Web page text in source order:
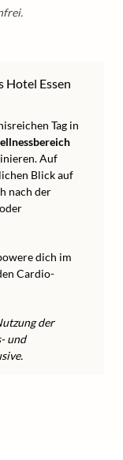
Hotel Essen
Tag in
Auf
Blick auf
nach der
dich im
Cardio-
der
und